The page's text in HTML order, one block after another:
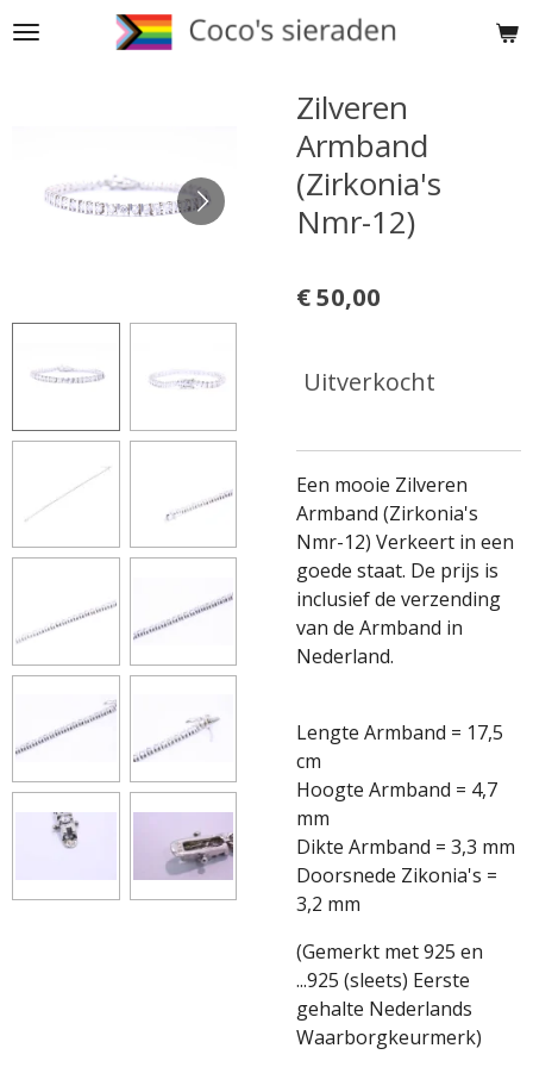
Ga
Zilveren
Armband
(Zirkonia's
Nmr-12)
€ 50,00
Uitverkocht
Een mooie Zilveren
Armband (Zirkonia's
Nmr-12) Verkeert in een
goede staat. De prijs is
inclusief de verzending
van de Armband in
Nederland.
Lengte Armband = 17,5
cm
Hoogte Armband = 4,7
mm
Dikte Armband = 3,3 mm
Doorsnede Zikonia's =
3,2 mm
(Gemerkt met 925 en
...925 (sleets) Eerste
gehalte Nederlands
Waarborgkeurmerk)